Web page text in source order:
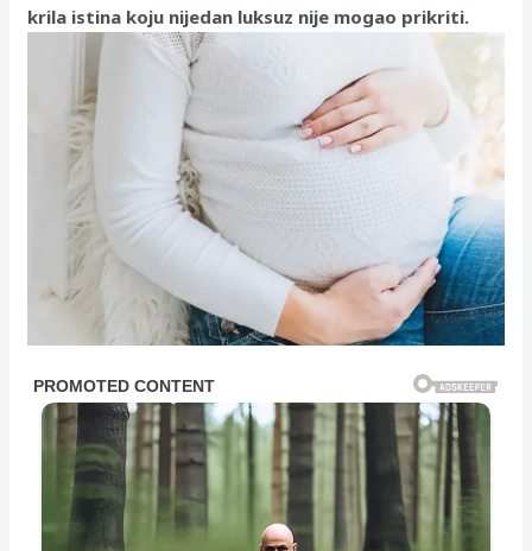
krila istina koju nijedan luksuz nije mogao prikriti.